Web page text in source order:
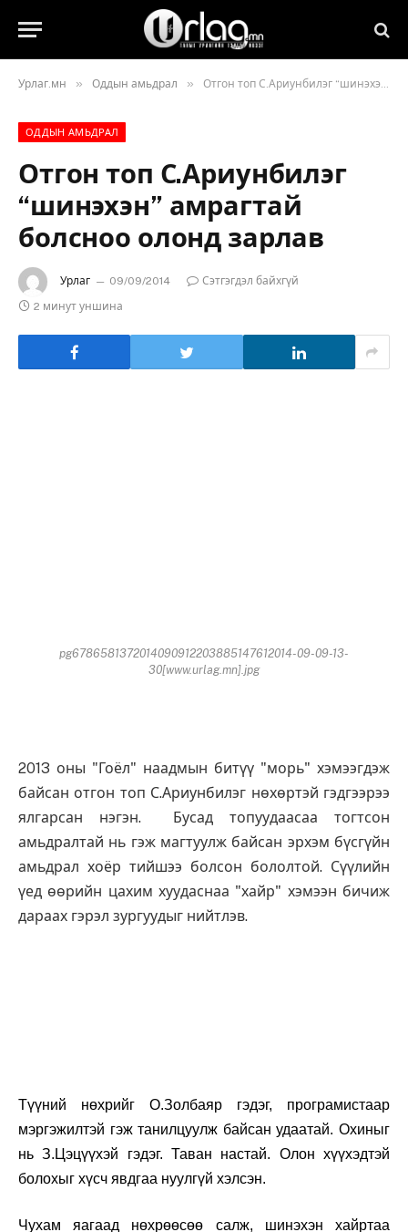
Урлаг.мн » Оддын амьдрал » Отгон топ С.Ариунбилэг “шинэхэн” амрагтай болсноо олонд зарлав
ОДДЫН АМЬДРАЛ
Отгон топ С.Ариунбилэг
“шинэхэн” амрагтай
болсноо олонд зарлав
Урлаг 09/09/2014
Сэтгэгдэл байхгүй
2 минут уншина
pg6786581372014090912203885147612014-09-09-13-
30[www.urlag.mn].jpg
2013 оны "Гоёл" наадмын битүү "морь" хэмээгдэж
байсан отгон топ С.Ариунбилэг нөхөртэй гэдгээрээ
ялгарсан нэгэн. Бусад топуудаасаа тогтсон
амьдралтай нь гэж магтуулж байсан эрхэм бүсгүйн
амьдрал хоёр тийшээ болсон бололтой. Сүүлийн
үед өөрийн цахим хуудаснаа "хайр" хэмээн бичиж
дараах гэрэл зургуудыг нийтлэв.
Түүний нөхрийг О.Золбаяр гэдэг, програмистаар
мэргэжилтэй гэж танилцуулж байсан удаатай. Охиныг
нь З.Цэцүүхэй гэдэг. Таван настай. Олон хүүхэдтэй
болохыг хүсч явдгаа нуулгүй хэлсэн.
Чухам яагаад нөхрөөсөө салж, шинэхэн хайртаа